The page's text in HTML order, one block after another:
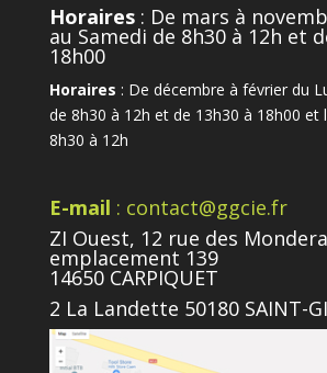
Horaires: De mars à
au Samedi de 8h30 à 12h et
18h00
Horaires : De décembre à février du
de 8h30 à 12h et de 13h30 à 18h00 et
8h30 à 12h
E-mail : contact@ggcie.fr
ZI Ouest, 12 rue des
emplacement 139
14650 CARPIQUET
2 La Landette 50180 SAINT-